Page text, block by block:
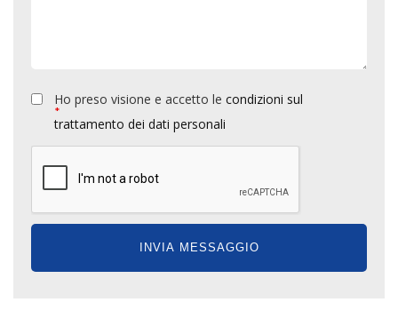
*
Ho preso visione e accetto le condizioni sul
trattamento dei dati personali